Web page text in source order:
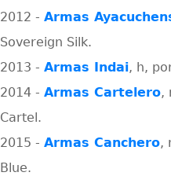
2012 -Armas
Sovereign Silk.
2013 -Armas Indai, h,
2014 -Armas Cartelero,
Cartel.
2015 -Armas Canchero,
Blue.